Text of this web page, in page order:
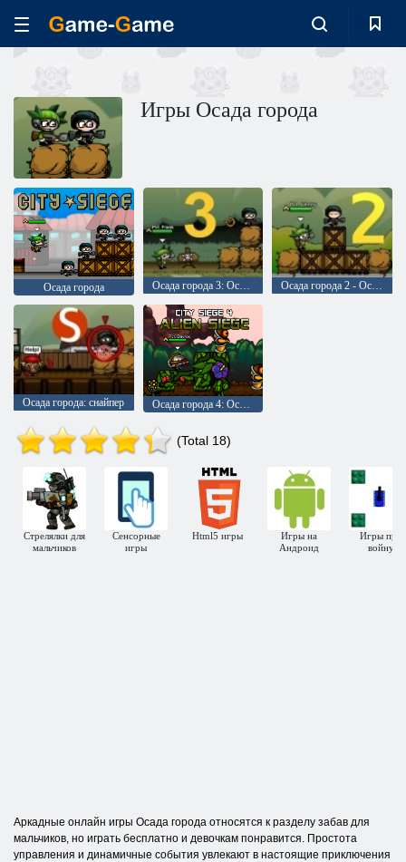
Игры Осада города
Осада города Осада города 3: Осада Джунглей Осада города 2 - Осада курорта
Осада города: снайпер Осада города 4: Осада инопланетян
(Total 18)
Стрелялки для
мальчиков
Сенсорные
игры
Html5 игры
Игры на
Андроид
Игры про
войну
Аркадные онлайн игры Осада города относятся к разделу забав для
мальчиков, но играть бесплатно и девочкам понравится. Простота
управления и динамичные события увлекают в настоящие приключения